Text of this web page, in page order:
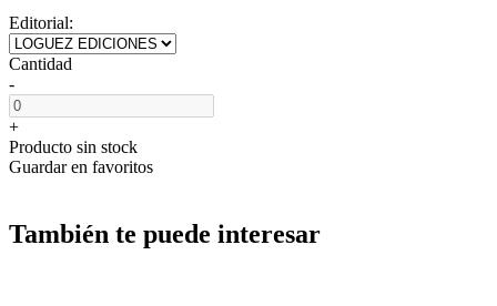
Editorial:
Cantidad
-
+
Producto sin stock
Guardar en favoritos
También te puede interesar